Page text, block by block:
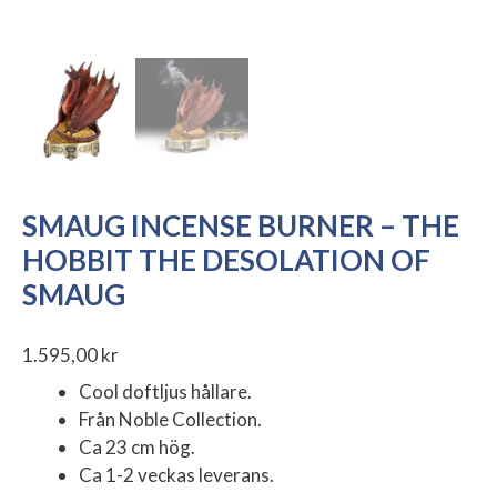
SMAUG INCENSE BURNER – THE
HOBBIT THE DESOLATION OF
SMAUG
1.595,00kr
Cool doftljus hållare.
Från Noble Collection.
Ca 23 cm hög.
Ca 1-2 veckas leverans.